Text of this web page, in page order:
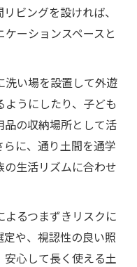
ビングを設ければ、
ーションスペースと
洗い場を設置して外遊
うにしたり、子ども
の収納場所として活
に、通り土間を通学
生活リズムに合わせ
るつまずきリスクに
や、視認性の良い照
心して長く使える土